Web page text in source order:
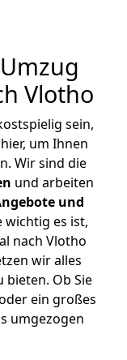
Vlotho
sein,
um Ihnen
Wir sind die
und arbeiten
und
wichtig es ist,
nach Vlotho
wir alles
bieten. Ob Sie
ein großes
umgezogen